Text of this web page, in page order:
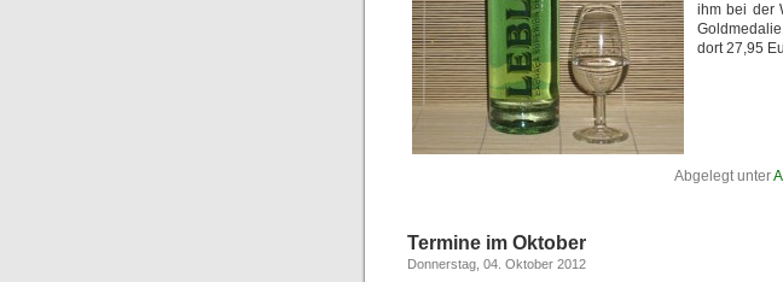
ihm bei der
dort 27,95
Abgelegt unter
Termine im Oktober
Donnerstag, 04. Oktober 2012